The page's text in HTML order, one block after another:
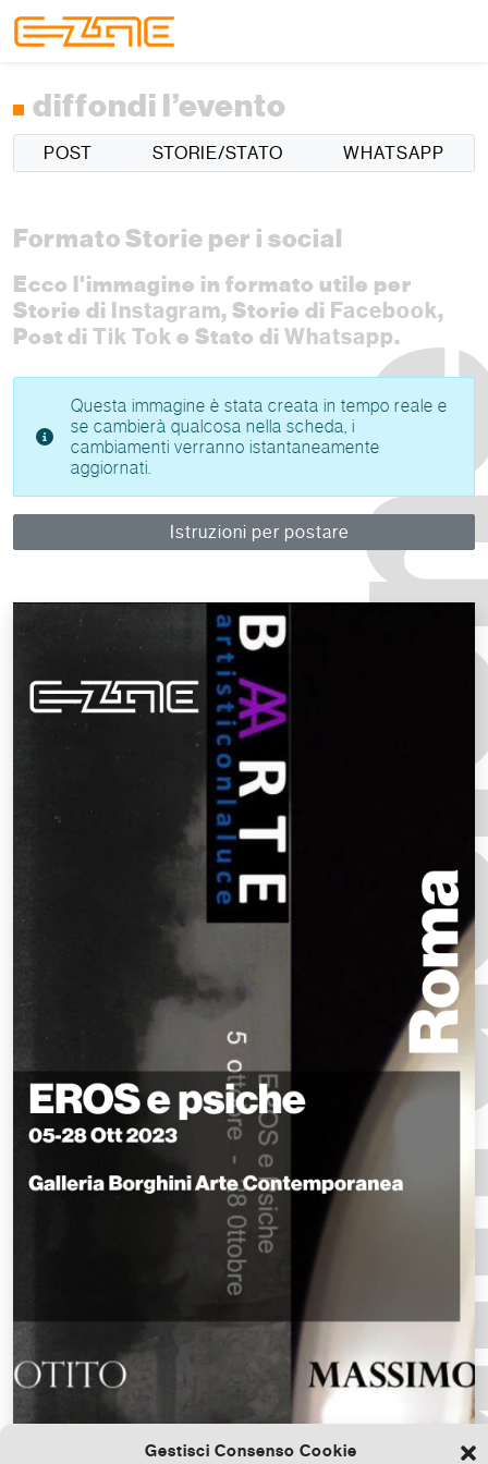
Gestisci Consenso Cookie
diffondi l’evento
POST STORIE/STATO WHATSAPP
Formato Storie per i social
Ecco l'immagine in formato utile per
Storie di Instagram, Storie di Facebook,
Post di Tik Tok e Stato di Whatsapp.
Questa immagine è stata creata in tempo reale e
se cambierà qualcosa nella scheda, i
cambiamenti verranno istantaneamente
aggiornati.
Istruzioni per postare
Scarica il file